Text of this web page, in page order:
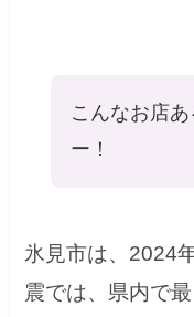
こんなお店
ー！
氷見市は、2024
震では、県内で